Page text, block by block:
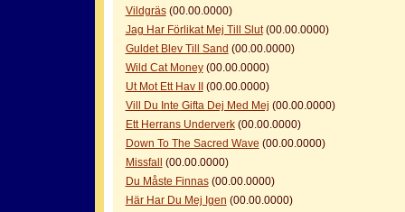
Vildgräs(00.00.0000)
Jag Har Förlikat Mej Till Slut(00.00.0000)
Guldet Blev Till Sand (00.00.0000)
Wild Cat Money(00.00.0000)
Ut Mot Ett Hav II
(00.00.0000)
Vill Du Inte Gifta Dej Med Mej (00.00.0000)
Ett Herrans Underverk(00.00.0000)
Down To The Sacred Wave (00.00.0000)
Missfall
(00.00.0000)
Du Måste Finnas(00.00.0000)
Här Har Du Mej Igen (00.00.0000)